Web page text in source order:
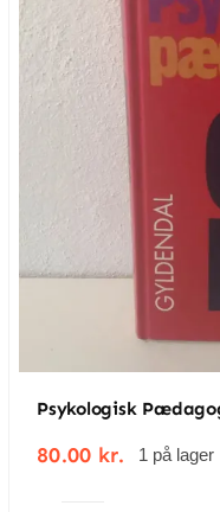
Psykologisk
80.00 kr. 1 på lager